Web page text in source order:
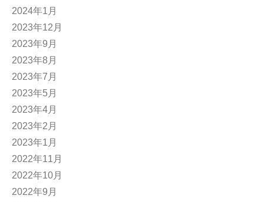
2024年1月
2023年12月
2023年9月
2023年8月
2023年7月
2023年5月
2023年4月
2023年2月
2023年1月
2022年11月
2022年10月
2022年9月